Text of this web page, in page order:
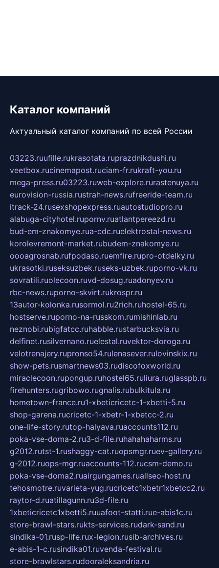
Каталог компаний
Актуальный каталог компаний по всей России
03223.ruufille.rukrasotata.ruprazdnikdushi.ru
veetbox.rucinemapost.ruciam-fr.rukraft-you.ru
mega-press.ru03223.ruweb-explore.rurastenuya.ru
eurovision-russia.rustrah-news.rufreeride-team.ru
itrack-24.rusexshopexpress.ruautostudiopro.ru
alabuga-cityhotel.rupornv.ruatlantpereezd.ru
bud-em-znakomye.rua-cdc.ruelektrostal-news.ru
korolevremont-market.rubudem-znakomye.ru
oooagrosnab.rufpodaso.ruemfire.rupro-otdelky.ru
ukrasotki.ruseksuzbek.ruseks-uzbek.ruporno-vk.ru
sovratili.ruolecoon.ruvd-dosug.ruadonyev.ru
rbc-news.ruporno-skvirt.rukrospr.ru
13autor-kolonka.rusormol.ru2rich.ruhostel-65.ru
hostserve.ruporno-na-russkom.rumishinlab.ru
neznobi.rubigfatcc.ruhabble.rustarbucksvia.ru
delfinet.rusilvernano.ruelestal.ruvektor-doroga.ru
velotrenajery.rupronso54.rulenasever.rulovinskix.ru
show-pets.rusmartnews03.rudiscofoxworld.ru
miraclecoon.rupongup.ruhostel65.ruliura.ruglasspb.ru
firehunters.rugribowo.rugnalis.rubulkitula.ru
hometown-france.ru1-xbeticricetc-1-xbetti-5.ru
shop-garena.rucricetc-1-xbetr-1-xbetcc-2.ru
one-life-story.rutop-halyava.ruaccounts112.ru
poka-vse-doma-2.ru3-d-file.ruhahahaharms.ru
g2012.rutst-1.rushaggy-cat.ruopsmgr.ruev-gallery.ru
g-2012.ruops-mgr.ruaccounts-112.rucsm-demo.ru
poka-vse-doma2.ruairgungames.ruallseo-host.ru
tehosmotre.ruvarieta-yug.rucricetc1xbetr1xbetcc2.ru
raytor-d.ruatillagunn.ru3d-file.ru
1xbeticricetc1xbetti5.ruuafoot-statti.rue-abis1c.ru
store-brawl-stars.rukts-services.rudark-sand.ru
sindika-01.rusp-life.rux-legion.rusib-archives.ru
e-abis-1-c.rusindika01.ruvenda-festival.ru
store-brawlstars.rudooraleksandria.ru